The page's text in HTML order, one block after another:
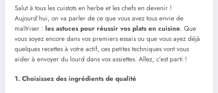
Salut à tous les cuistots en herbe et les chefs en devenir !
Aujourd’hui, on va parler de ce que vous avez tous envie de
maîtriser : les astuces pour réussir vos plats en cuisine. Que
vous soyez encore dans vos premiers essais ou que vous ayez déjà
quelques recettes à votre actif, ces petites techniques vont vous
aider à envoyer du lourd dans vos assiettes. Allez, c’est parti !
1. Choisissez des ingrédients de qualité